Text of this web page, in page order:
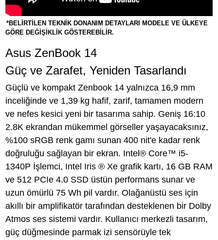
*BELİRTİLEN TEKNİK DONANIM DETAYLARI MODELE VE ÜLKEYE
GÖRE DEĞİŞİKLİK GÖSTEREBİLİR.
Asus ZenBook 14
Güç ve Zarafet, Yeniden Tasarlandı
Güçlü ve kompakt Zenbook 14 yalnızca 16,9 mm
inceliğinde ve 1,39 kg hafif, zarif, tamamen modern
ve nefes kesici yeni bir tasarıma sahip. Geniş 16:10
2.8K ekrandan mükemmel görseller yaşayacaksınız,
%100 sRGB renk gamı sunan 400 nit'e kadar renk
doğruluğu sağlayan bir ekran. Intel® Core™ i5-
1340P İşlemci, Intel Iris ® Xe grafik kartı, 16 GB RAM
ve 512 PCIe 4.0 SSD üstün performans sunar ve
uzun ömürlü 75 Wh pil vardır. Olağanüstü ses için
akıllı bir amplifikatör tarafından desteklenen bir Dolby
Atmos ses sistemi vardır. Kullanıcı merkezli tasarım,
güç düğmesinde parmak izi sensörüyle tek